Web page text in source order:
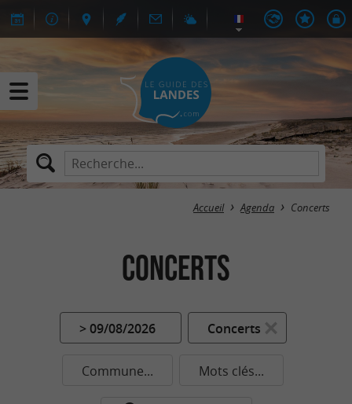
Accueil Agenda Concerts
Concerts
> 09/08/2026 Concerts
Commune... Mots clés...